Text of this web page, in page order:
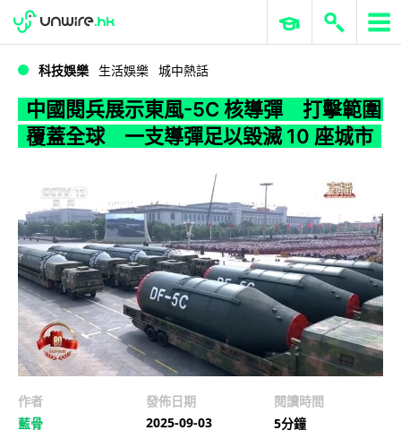
WWDC 2026 ERP 與商業 AI
科技娛樂 生活娛樂 城中熱話
中國閱兵展示東風-5C 核導彈 打擊範圍
覆蓋全球 一支導彈足以毀滅 10 座城市
作者
藍骨
發佈日期
2025-09-03
閱讀時間
5分鐘